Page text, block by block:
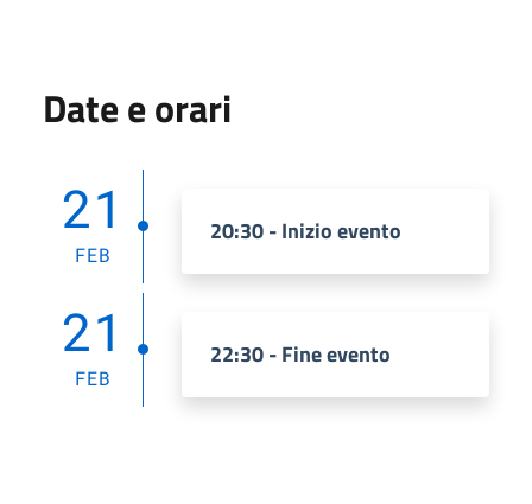
Date e orari
21
FEB
20:30 - Inizio evento
21
FEB
22:30 - Fine evento